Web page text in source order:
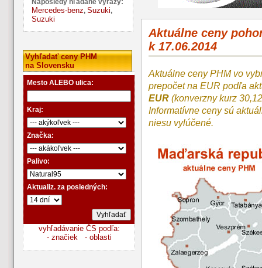
Mercedes-benz, Suzuki,
Suzuki
Vyhľadať ceny PHM
na Slovensku
Mesto ALEBO ulica:
Kraj:
Značka:
Palivo:
Aktualiz. za posledných:
vyhľadávanie ČS podľa:
- značiek
- oblasti
Aktuálne ceny
k 17.06.2014
Aktuálne ceny PHM vo
prepočet na EUR podľa
EUR (konverzny kurz
Informatívne ceny sú
niesu vylúčené.